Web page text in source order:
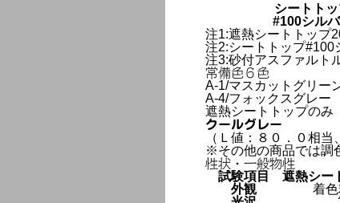
注1:遮熱シートトップ
注2:シートトップ#100
注3:砂付アスファルト
シートト
#100シル
常備色６色
A-1/マスカットグリー
A-4/フォックスグレー
遮熱シートトップのみ
クールグレー
（Ｌ値：８０．０相当
※その他の商品では調
性状・一般物性
試験項目 遮熱シー
外観
着